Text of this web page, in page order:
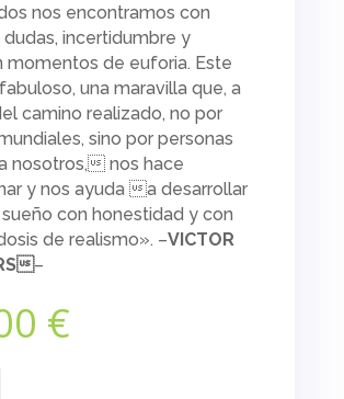
nos encontramos con
incertidumbre y
momentos de euforia. Este
una maravilla que, a
camino realizado, no por
sino por personas
nosotros, nos hace
y nos ayuda a desarrollar
con honestidad y con
de realismo». –VICTOR
–
€